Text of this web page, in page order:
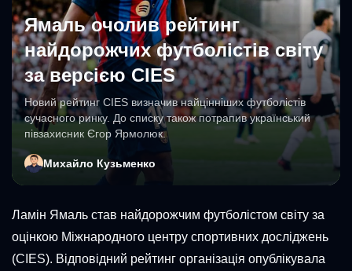
Ямаль очолив рейтинг
найдорожчих футболістів світу
за версією CIES
Новий рейтинг CIES визначив найцінніших футболістів
сучасного ринку. До списку також потрапив український
півзахисник Єгор Ярмолюк.
Михайло Кузьменко
Ламін Ямаль став найдорожчим футболістом світу за
оцінкою Міжнародного центру спортивних досліджень
(CIES). Відповідний рейтинг організація опублікувала